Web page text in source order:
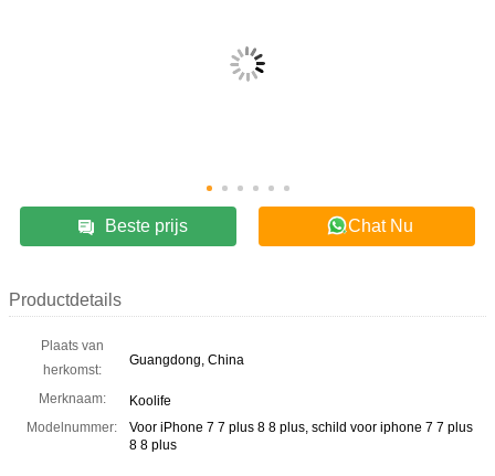
Beste prijs Chat Nu
Productdetails
Plaats van
herkomst:
Guangdong, China
Merknaam:
Koolife
Modelnummer:
Voor iPhone 7 7 plus 8 8 plus, schild voor iphone 7 7 plus
8 8 plus